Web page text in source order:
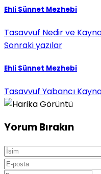
Ehli Sünnet Mezhebi
Tasavvuf Nedir ve
Sonraki yazılar
Ehli Sünnet Mezhebi
Tasavvuf Yabancı
Yorum Bırakın